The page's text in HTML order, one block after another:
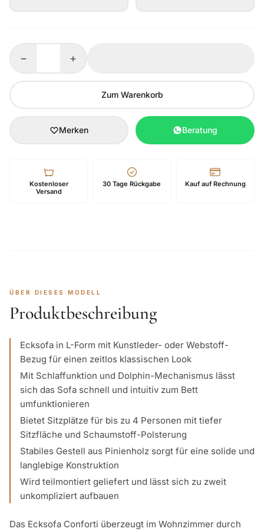
− +
Zum Warenkorb
Merken Beratung
Kostenloser
Versand
30 Tage Rückgabe Kauf auf Rechnung
ÜBER DIESES MODELL
Produktbeschreibung
Ecksofa in L-Form mit Kunstleder- oder Webstoff-
Bezug für einen zeitlos klassischen Look
Mit Schlaffunktion und Dolphin-Mechanismus lässt
sich das Sofa schnell und intuitiv zum Bett
umfunktionieren
Bietet Sitzplätze für bis zu 4 Personen mit tiefer
Sitzfläche und Schaumstoff-Polsterung
Stabiles Gestell aus Pinienholz sorgt für eine solide und
langlebige Konstruktion
Wird teilmontiert geliefert und lässt sich zu zweit
unkompliziert aufbauen
Das Ecksofa Conforti überzeugt im Wohnzimmer durch